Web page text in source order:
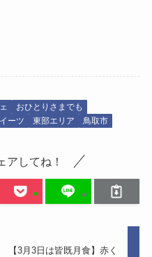
おひとりさまでも
ーツ 東部エリア 鳥取市
アしてね！
【3月3日は皆既月食】赤く